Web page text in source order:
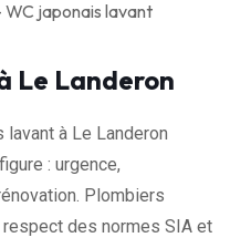
Le Landeron
à Le Landeron
: urgence,
Plombiers
des normes SIA et